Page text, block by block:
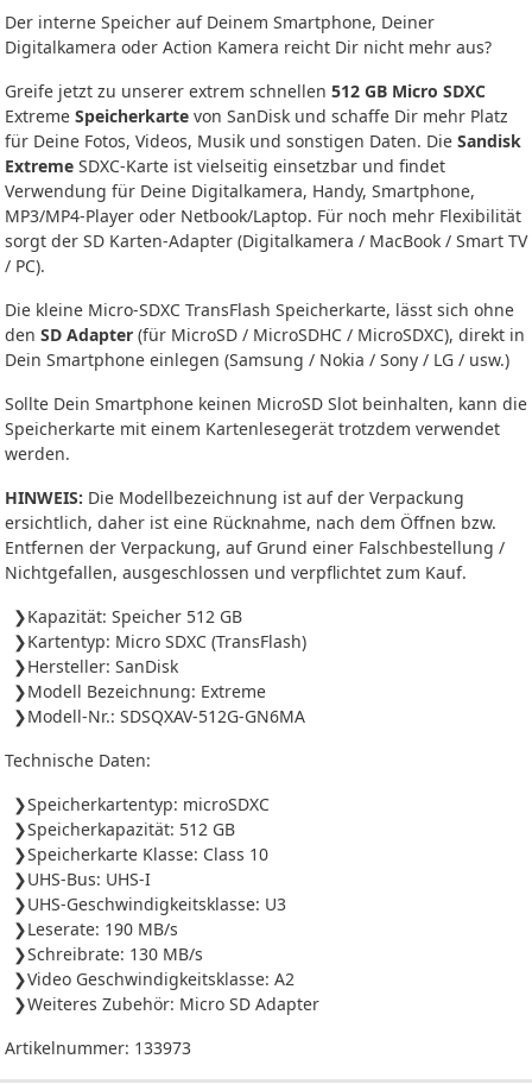
Der interne Speicher auf Deinem Smartphone, Deiner
Digitalkamera oder Action Kamera reicht Dir nicht mehr aus?
Greife jetzt zu unserer extrem schnellen 512 GB Micro SDXC
Extreme Speicherkarte von SanDisk und schaffe Dir mehr Platz
für Deine Fotos, Videos, Musik und sonstigen Daten. Die Sandisk
Extreme SDXC-Karte ist vielseitig einsetzbar und findet
Verwendung für Deine Digitalkamera, Handy, Smartphone,
MP3/MP4-Player oder Netbook/Laptop. Für noch mehr Flexibilität
sorgt der SD Karten-Adapter (Digitalkamera / MacBook / Smart TV
/ PC).
Die kleine Micro-SDXC TransFlash Speicherkarte, lässt sich ohne
den SD Adapter (für MicroSD / MicroSDHC / MicroSDXC), direkt in
Dein Smartphone einlegen (Samsung / Nokia / Sony / LG / usw.)
Sollte Dein Smartphone keinen MicroSD Slot beinhalten, kann die
Speicherkarte mit einem Kartenlesegerät trotzdem verwendet
werden.
HINWEIS: Die Modellbezeichnung ist auf der Verpackung
ersichtlich, daher ist eine Rücknahme, nach dem Öffnen bzw.
Entfernen der Verpackung, auf Grund einer Falschbestellung /
Nichtgefallen, ausgeschlossen und verpflichtet zum Kauf.
Kapazität: Speicher 512 GB
Kartentyp: Micro SDXC (TransFlash)
Hersteller: SanDisk
Modell Bezeichnung: Extreme
Modell-Nr.: SDSQXAV-512G-GN6MA
Technische Daten:
Speicherkartentyp: microSDXC
Speicherkapazität: 512 GB
Speicherkarte Klasse: Class 10
UHS-Bus: UHS-I
UHS-Geschwindigkeitsklasse: U3
Leserate: 190 MB/s
Schreibrate: 130 MB/s
Video Geschwindigkeitsklasse: A2
Weiteres Zubehör: Micro SD Adapter
Artikelnummer: 133973